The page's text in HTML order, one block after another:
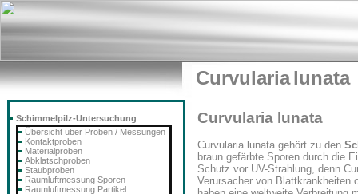
Curvularialunata
Curvularia lunata
Curvularia lunata gehört zu den
braun gefärbte Sporen durch die
Schutz vor UV-Strahlung, denn
Verursacher von Blattkrankheiten
Schimmelpilz-Untersuchung
Übersicht über Proben / Messungen
Kontaktproben
Materialproben
Abklatschproben
Staubproben
Raumluftmessung Sporen
Raumluftmessung Partikel